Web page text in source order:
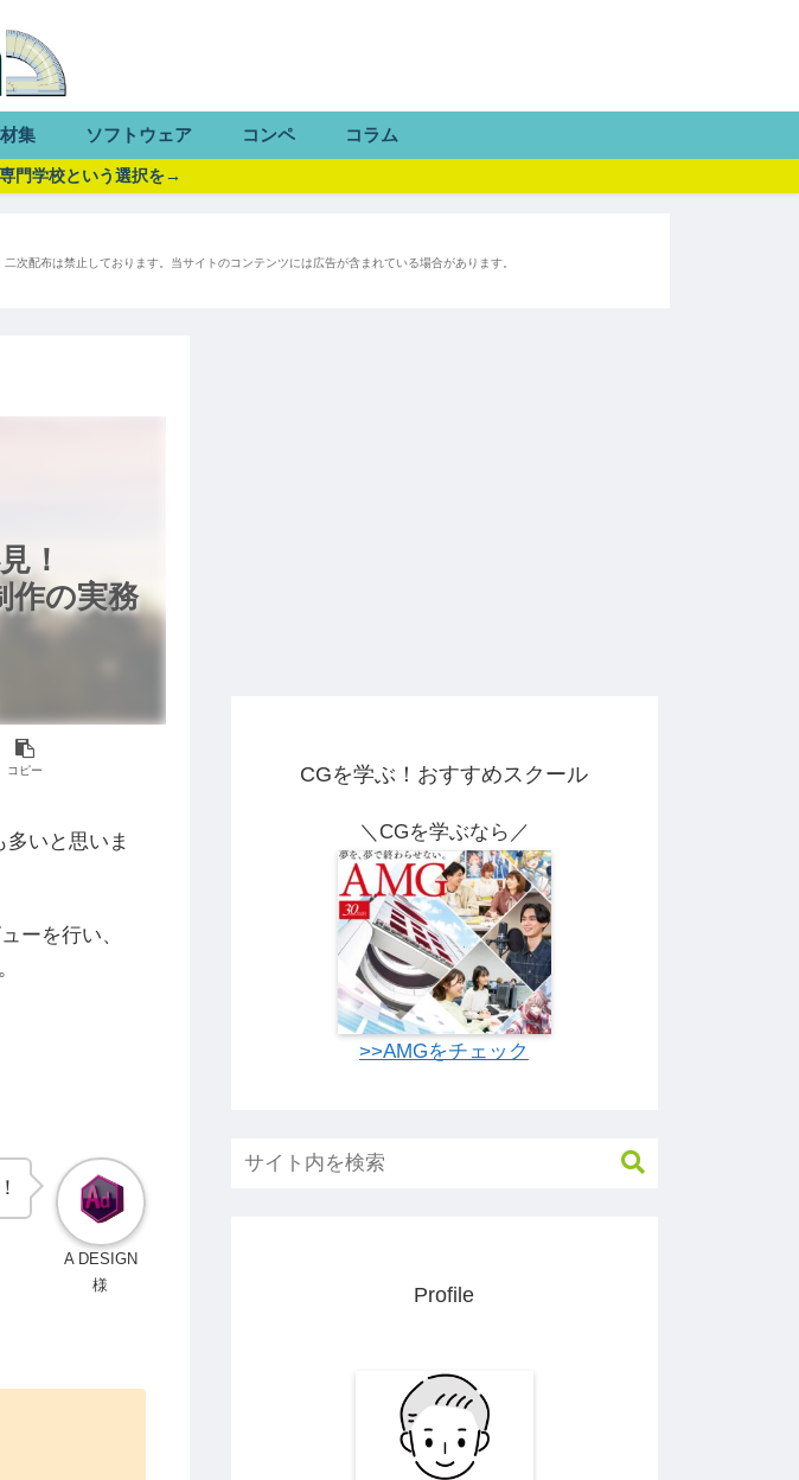
集 ソフトウェア コンペ コラム
門学校という選択を→
配布は禁止しております。当サイトのコンテンツには広告が含まれている場合があります。
！
作の実務
コピー
いと思いま
ーを行い、
A DESIGN
様
CGを学ぶ！おすすめスクール
＼CGを学ぶなら／
>>AMGをチェック
Profile